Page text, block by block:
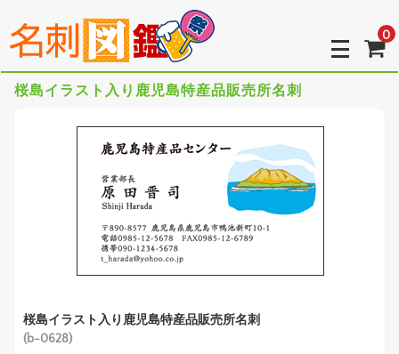
0
桜島イラスト入り鹿児島特産品販売所名刺
桜島イラスト入り鹿児島特産品販売所名刺
(b-0628)